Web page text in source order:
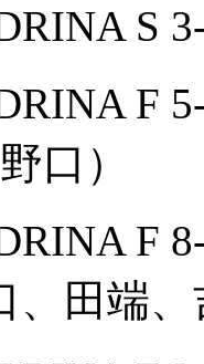
S
F
口）
F
、田端